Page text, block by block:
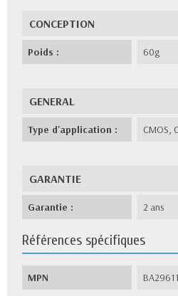
CONCEPTION
Poids : 60g
GENERAL
Type d'application : CMOS,
GARANTIE
Garantie : 2 ans
Références spécifiques
MPN